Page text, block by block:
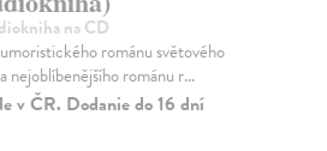
na CD
románu světového
nejoblíbenějšího románu r...
v ČR. Dodanie do 16 dní